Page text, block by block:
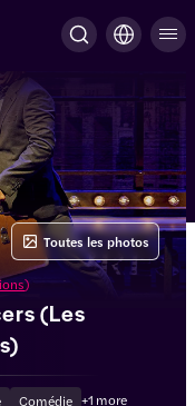
)
(Les
Comédie +1 more
Toutes les photos